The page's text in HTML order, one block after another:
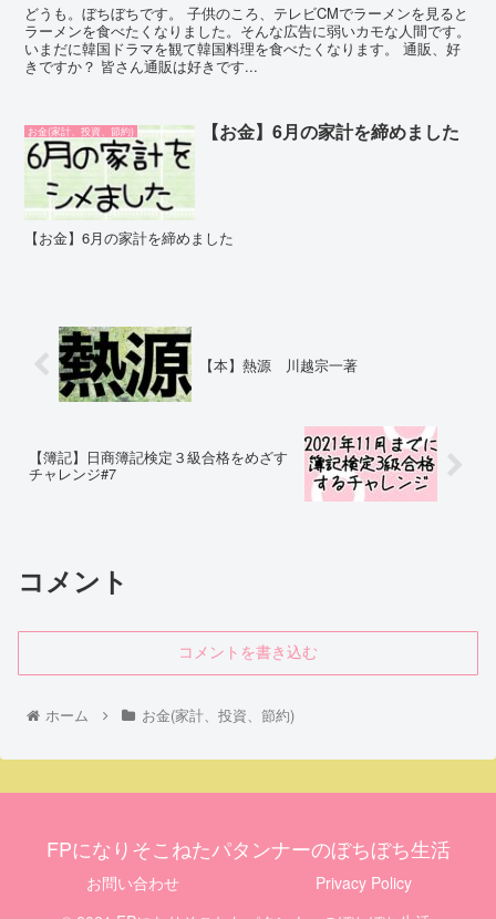
どうも。ぼちぼちです。 子供のころ、テレビCMでラーメンを見ると
ラーメンを食べたくなりました。そんな広告に弱いカモな人間です。
いまだに韓国ドラマを観て韓国料理を食べたくなります。 通販、好
きですか？ 皆さん通販は好きです...
お金(家計、投資、節約) 【お金】6月の家計を締めました
【お金】6月の家計を締めました
【本】熱源 川越宗一著
【簿記】日商簿記検定３級合格をめざす
チャレンジ#7
コメント
コメントを書き込む
ホーム お金(家計、投資、節約)
FPになりそこねたパタンナーのぼちぼち生活
お問い合わせ
Privacy Policy